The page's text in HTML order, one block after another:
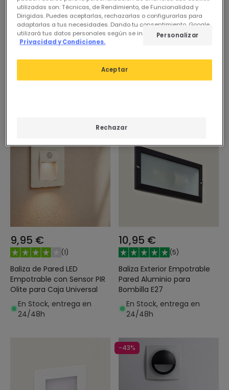
5,95 €
Baliza Exterior LED 3W
Empotrable Aluminio Pared
Cuadrado Olite II
6,95 €
Baliza Exterior LED 3W
Empotrable Pared
Cuadrado Aluminio Olite
9,95 €
(1)
Baliza de Pared LED
Empotrable con Sensor PIR
Olite para Caja Universal
En Stock, entrega en
24/48h
10,95 €
(5)
Baliza Exterior Empotrable
Pared Aluminio para
Bombilla E27
En Stock, entrega en
24/48h
-43%
utilizadas son: Técnicas, de Rendimiento, de Funcionalidad y
Dirigidas. Puedes aceptarlas, rechazarlas o configurarlas para
adaptarlas a tus necesidades. Dando tu consentimiento, Google
utilizará tus datos personales según se indica en su sitio de
Privacidad y Condiciones.
Rechazar
Aceptar
Personalizar